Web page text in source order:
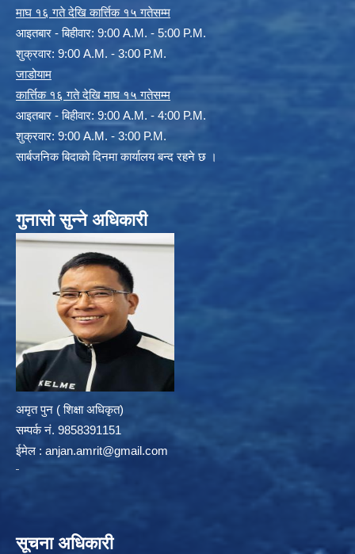
माघ १६ गते देखि कार्त्तिक १५ गतेसम्म
आइतबार - बिहीवार: 9:00 A.M. - 5:00 P.M.
शुक्रवार: 9:00 A.M. - 3:00 P.M.
जाडोयाम
कार्त्तिक १६ गते देखि माघ १५ गतेसम्म
आइतबार - बिहीवार: 9:00 A.M. - 4:00 P.M.
शुक्रवार: 9:00 A.M. - 3:00 P.M.
सार्बजनिक बिदाको दिनमा कार्यालय बन्द रहने छ ।
गुनासो सुन्ने अधिकारी
अमृत पुन ( शिक्षा अधिकृत)
सम्पर्क न‌ं. 9858391151
ईमेल : anjan.amrit@gmail.com
सूचना अधिकारी